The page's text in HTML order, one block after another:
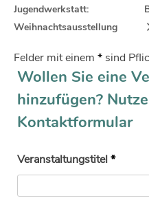
Jugendwerkstatt:
Weihnachtsausstellung
Felder mit einem * sind
Wollen Sie eine
hinzufügen?
Kontaktformular
Veranstaltungstitel*